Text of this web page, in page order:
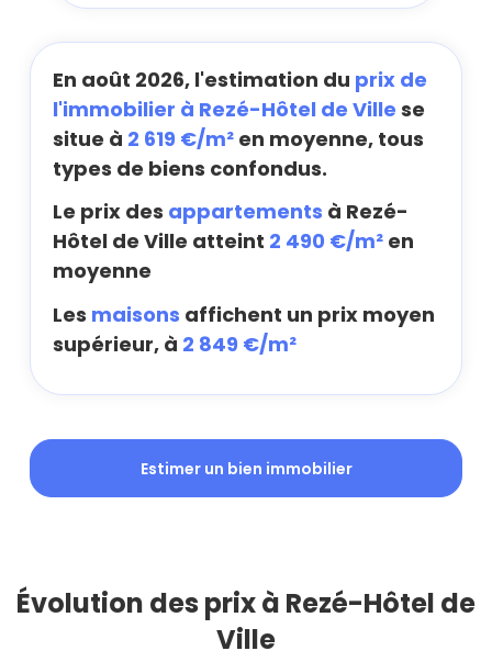
En août 2026, l'estimation du prix de
l'immobilier à Rezé-Hôtel de Ville se
situe à 2 619 €/m² en moyenne, tous
types de biens confondus.
Le prix des appartements à Rezé-
Hôtel de Ville atteint 2 490 €/m² en
moyenne
Les maisons affichent un prix moyen
supérieur, à 2 849 €/m²
Estimer un bien immobilier
Évolution des prix à Rezé-Hôtel de
Ville